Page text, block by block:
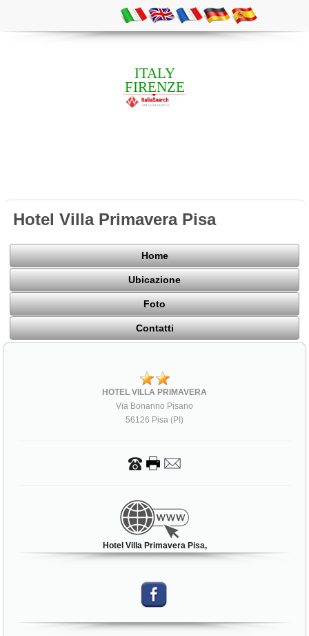
ITALY
FIRENZE
Hotel Villa Primavera Pisa
Home
Ubicazione
Foto
Contatti
HOTEL VILLA PRIMAVERA
Via Bonanno Pisano
56126 Pisa (PI)
Hotel Villa Primavera Pisa,